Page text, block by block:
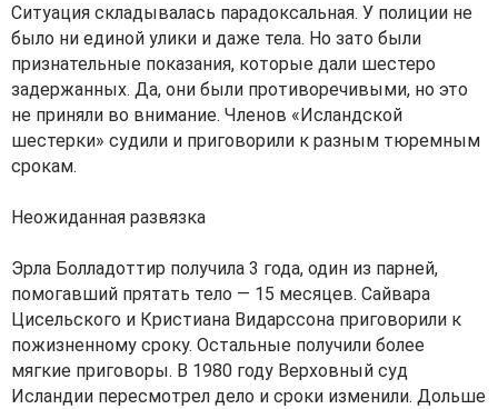
Ситуация складывалась парадоксальная. У полиции не
было ни единой улики и даже тела. Но зато были
признательные показания, которые дали шестеро
задержанных. Да, они были противоречивыми, но это
не приняли во внимание. Членов «Исландской
шестерки» судили и приговорили к разным тюремным
срокам.
Неожиданная развязка
Эрла Болладоттир получила 3 года, один из парней,
помогавший прятать тело — 15 месяцев. Сайвара
Цисельского и Кристиана Видарссона приговорили к
пожизненному сроку. Остальные получили более
мягкие приговоры. В 1980 году Верховный суд
Исландии пересмотрел дело и сроки изменили. Дольше